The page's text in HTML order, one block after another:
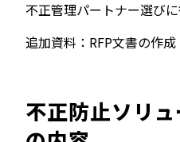
不正防止ソリ
不正管理パートナー選び
追加資料：RFP文書の作成